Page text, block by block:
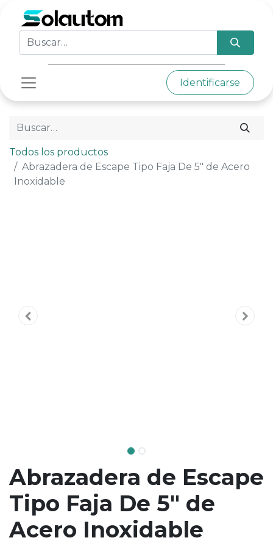
Identificarse
Todos los productos
Abrazadera de Escape Tipo Faja De 5" de Acero
Inoxidable
Abrazadera de Escape
Tipo Faja De 5" de
Acero Inoxidable